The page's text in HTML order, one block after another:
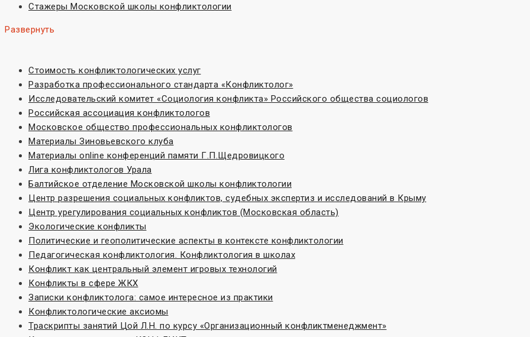
Стажеры Московской школы конфликтологии
Развернуть
Стоимость конфликтологических услуг
Разработка профессионального стандарта «Конфликтолог»
Исследовательский комитет «Социoлогия конфликта» Российского общества социологов
Российская ассоциация конфликтологов
Московское общество профессиональных конфликтологов
Материалы Зиновьевского клуба
Материалы online конференций памяти Г.П.Щедровицкого
Лига конфликтологов Урала
Балтийское отделение Московской школы конфликтологии
Центр разрешения социальных конфликтов, судебных экспертиз и исследований в Крыму
Центр урегулирования социальных конфликтов (Московская область)
Экологические конфликты
Политические и геополитические аспекты в контексте конфликтологии
Педагогическая конфликтология. Конфликтология в школах
Конфликт как центральный элемент игровых технологий
Конфликты в сфере ЖКХ
Записки конфликтолога: самое интересное из практики
Конфликтологические аксиомы
Траскрипты занятий Цой Л.Н. по курсу «Организационный конфликтменеджмент»